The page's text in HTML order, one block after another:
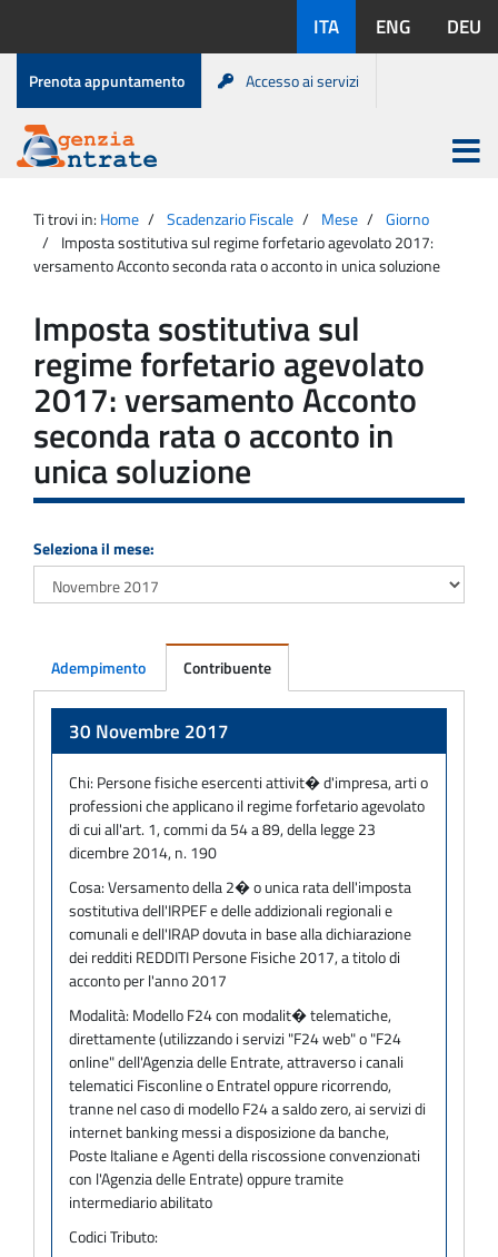
contenuto
disponibili:
ITA ENG DEU
Menu
di
servizio
Prenota appuntamento Accesso ai servizi
Agenzia
Entrate
Apri
menu
principale
Ti trovi in: Home Scadenzario Fiscale Mese
Giorno
Imposta sostitutiva sul regime forfetario agevolato 2017:
versamento Acconto seconda rata o acconto in unica soluzione
Imposta sostitutiva sul
regime forfetario agevolato
2017: versamento Acconto
seconda rata o acconto in
unica soluzione
Seleziona il mese:
Adempimento Contribuente
30 Novembre 2017
Chi: Persone fisiche esercenti attivit� d'impresa, arti o
professioni che applicano il regime forfetario agevolato
di cui all'art. 1, commi da 54 a 89, della legge 23
dicembre 2014, n. 190
Cosa:Versamento della 2� o unica rata dell'imposta
sostitutiva dell'IRPEF e delle addizionali regionali e
comunali e dell'IRAP dovuta in base alla dichiarazione
dei redditi REDDITI Persone Fisiche 2017, a titolo di
acconto per l'anno 2017
Modalità: Modello F24 con modalit� telematiche,
direttamente (utilizzando i servizi "F24 web" o "F24
online" dell'Agenzia delle Entrate, attraverso i canali
telematici Fisconline o Entratel oppure ricorrendo,
tranne nel caso di modello F24 a saldo zero, ai servizi di
internet banking messi a disposizione da banche,
Poste Italiane e Agenti della riscossione convenzionati
con l'Agenzia delle Entrate) oppure tramite
intermediario abilitato
Codici Tributo: